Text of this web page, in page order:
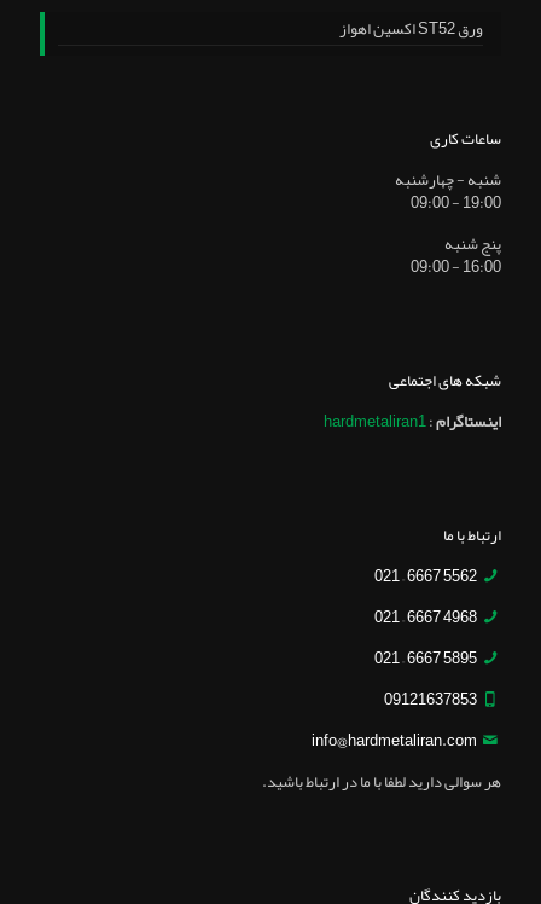
ورق ST52 اکسین اهواز
ساعات کاری
شنبه - چهارشنبه
19:00 - 09:00
پنج شنبه
16:00 - 09:00
شبکه های اجتماعی
اینستاگرام:
hardmetaliran1
ارتباط با ما
5562 6667 – 021
4968 6667 – 021
5895 6667 – 021
09121637853
info@hardmetaliran.com
هر سوالی دارید لطفا با ما در ارتباط باشید.
بازدید کنندگان